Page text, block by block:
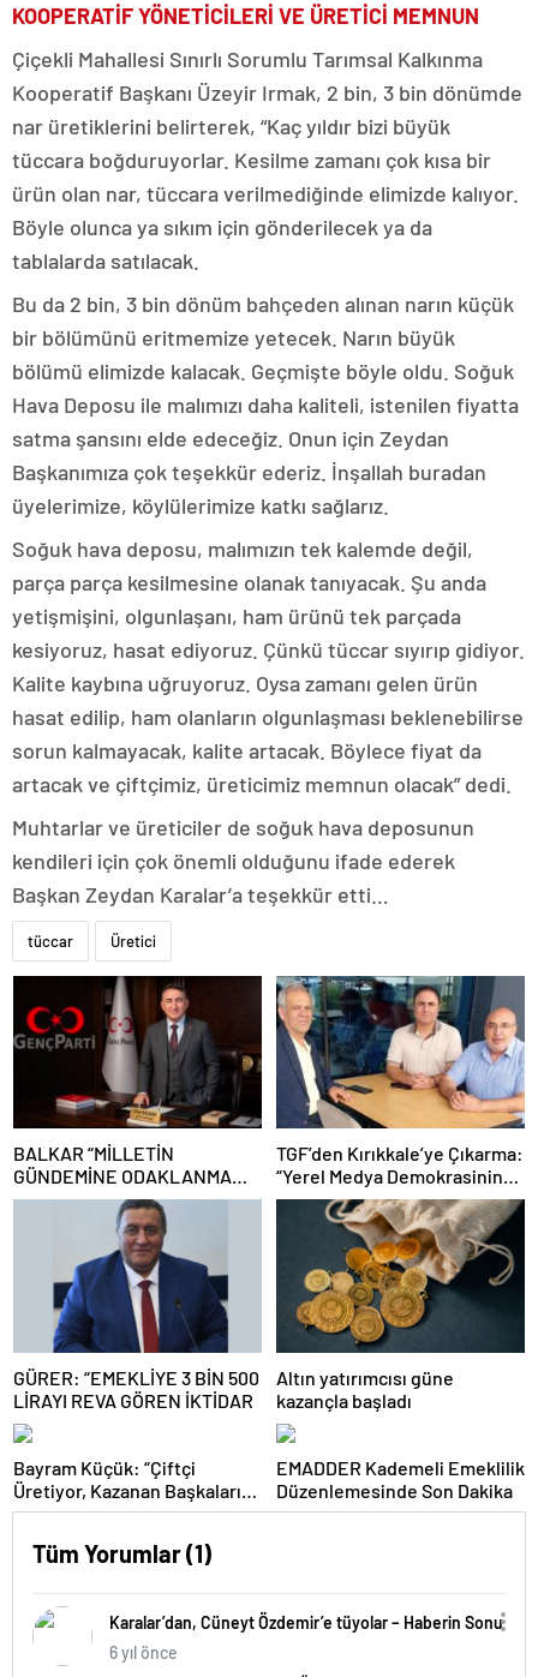
KOOPERATİF YÖNETİCİLERİ VE ÜRETİCİ MEMNUN
Çiçekli Mahallesi Sınırlı Sorumlu Tarımsal Kalkınma
Kooperatif Başkanı Üzeyir Irmak, 2 bin, 3 bin dönümde
nar üretiklerini belirterek, “Kaç yıldır bizi büyük
tüccara boğduruyorlar. Kesilme zamanı çok kısa bir
ürün olan nar, tüccara verilmediğinde elimizde kalıyor.
Böyle olunca ya sıkım için gönderilecek ya da
tablalarda satılacak.
Bu da 2 bin, 3 bin dönüm bahçeden alınan narın küçük
bir bölümünü eritmemize yetecek. Narın büyük
bölümü elimizde kalacak. Geçmişte böyle oldu. Soğuk
Hava Deposu ile malımızı daha kaliteli, istenilen fiyatta
satma şansını elde edeceğiz. Onun için Zeydan
Başkanımıza çok teşekkür ederiz. İnşallah buradan
üyelerimize, köylülerimize katkı sağlarız.
Soğuk hava deposu, malımızın tek kalemde değil,
parça parça kesilmesine olanak tanıyacak. Şu anda
yetişmişini, olgunlaşanı, ham ürünü tek parçada
kesiyoruz, hasat ediyoruz. Çünkü tüccar sıyırıp gidiyor.
Kalite kaybına uğruyoruz. Oysa zamanı gelen ürün
hasat edilip, ham olanların olgunlaşması beklenebilirse
sorun kalmayacak, kalite artacak. Böylece fiyat da
artacak ve çiftçimiz, üreticimiz memnun olacak” dedi.
Muhtarlar ve üreticiler de soğuk hava deposunun
kendileri için çok önemli olduğunu ifade ederek
Başkan Zeydan Karalar’a teşekkür etti…
tüccar Üretici
BALKAR “MİLLETİN
GÜNDEMİNE ODAKLANMA
ZAMANIDIR”
TGF’den Kırıkkale’ye Çıkarma:
“Yerel Medya Demokrasinin
Güvencesidir”
GÜRER: “EMEKLİYE 3 BİN 500
LİRAYI REVA GÖREN İKTİDAR
Altın yatırımcısı güne
kazançla başladı
Bayram Küçük: “Çiftçi
Üretiyor, Kazanan Başkaları
Oluyor”
EMADDER Kademeli Emeklilik
Düzenlemesinde Son Dakika
Tüm Yorumlar (1)
Karalar’dan, Cüneyt Özdemir’e tüyolar – Haberin Sonu
6 yıl önce